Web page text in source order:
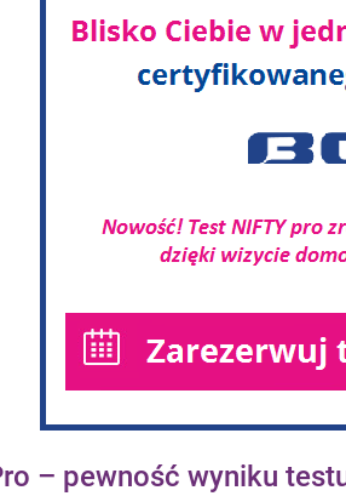
– pewność wyniku